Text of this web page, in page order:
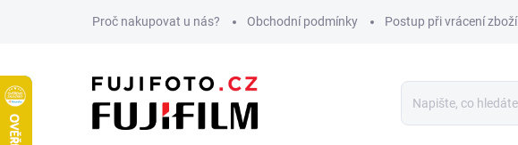
Proč nakupovat u nás? Obchodní podmínky Postup při vrácení zboží